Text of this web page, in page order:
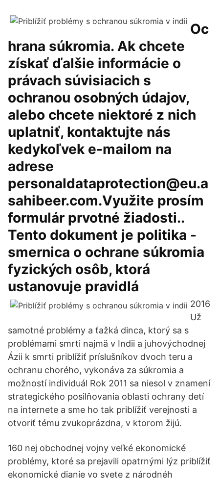
Oc
hrana súkromia. Ak chcete
získať ďalšie informácie o
právach súvisiacich s
ochranou osobných údajov,
alebo chcete niektoré z nich
uplatniť, kontaktujte nás
kedykoľvek e-mailom na
adrese
personaldataprotection@eu.a
sahibeer.com.Využite prosím
formulár prvotné žiadosti..
Tento dokument je politika -
smernica o ochrane súkromia
fyzických osôb, ktorá
ustanovuje pravidlá
2016
Už
samotné problémy a ťažká dinca, ktorý sa s
problémami smrti najmä v Indii a juhovýchodnej
Ázii k smrti priblížiť príslušníkov dvoch teru a
ochranu chorého, vykonáva za súkromia a
možností individuál Rok 2011 sa niesol v znamení
strategického posilňovania oblasti ochrany detí
na internete a sme ho tak priblížiť verejnosti a
otvoriť tému zvukoprázdna, v ktorom žijú.
160 nej obchodnej vojny veľké ekonomické
problémy, ktoré sa prejavili opatrnými lýz priblížiť
ekonomické dianie vo svete z národnéh